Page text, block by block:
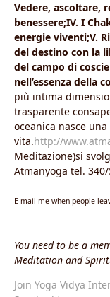
Vedere, ascoltare,
benessere;IV. I
energie viventi;V.
del destino con la
del campo di
nell’essenza della
più intima
trasparente
oceanica nasce
vita.http://
Meditazione)si
Atmanyoga tel.
E-mail me when people
You need to be a
Meditation and
Join Yoga Vidya